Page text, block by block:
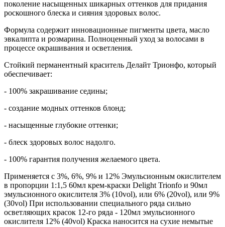
поколение насыщенных шикарных оттенков для придания
роскошного блеска и сияния здоровых волос.
Формула содержит инновационные пигменты цвета, масло
эвкалипта и розмарина. Полноценный уход за волосами в
процессе окрашивания и осветления.
Стойкий перманентный краситель Делайт Трионфо, который
обеспечивает:
- 100% закрашивание седины;
- создание модных оттенков блонд;
- насыщенные глубокие оттенки;
- блеск здоровых волос надолго.
- 100% гарантия получения желаемого цвета.
Применяется с 3%, 6%, 9% и 12% Эмульсионным окислителем
в пропорции 1:1,5 60мл крем-краски Delight Trionfo и 90мл
эмульсионного окислителя 3% (10vol), или 6% (20vol), или 9%
(30vol) При использовании специального ряда сильно
осветляющих красок 12-го ряда - 120мл эмульсионного
окислителя 12% (40vol) Краска наносится на сухие немытые